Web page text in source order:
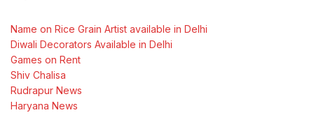
Name on Rice Grain Artist available in Delhi
Diwali Decorators Available in Delhi
Games on Rent
Shiv Chalisa
Rudrapur News
Haryana News